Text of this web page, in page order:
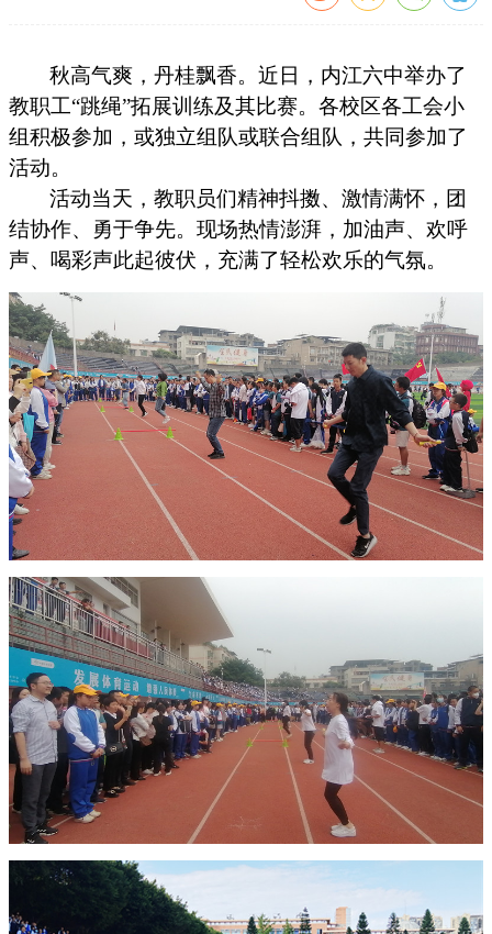
秋高气爽，丹桂飘香。近日，内江六中举办了
教职工“跳绳”拓展训练及其比赛。各校区各工会小
组积极参加，或独立组队或联合组队，共同参加了
活动。
活动当天，教职员们精神抖擞、激情满怀，团
结协作、勇于争先。现场热情澎湃，加油声、欢呼
声、喝彩声此起彼伏，充满了轻松欢乐的气氛。